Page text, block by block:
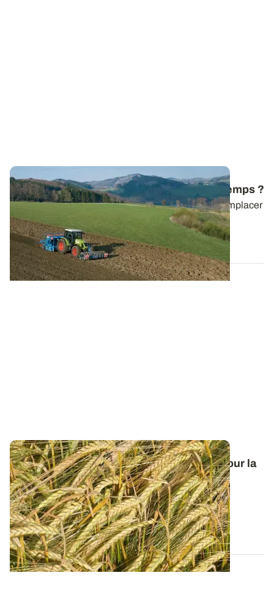
Comment conduire un blé tendre de printemps ?
Le blé tendre de printemps est une solution pour remplacer
une culture d’hiver mal levée...
18 JANV. 2024
Orge de printemps : nos préconisations pour la
campagne 2026
Retrouvez tous les résultats d’essais de la dernière
campagne et nos préconisations pour...
13 FÉVR. 2026